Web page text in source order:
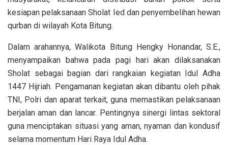
kesiapan pelaksanaan Sholat Ied dan penyembelihan hewan
qurban di wilayah Kota Bitung.
Dalam arahannya, Walikota Bitung Hengky Honandar, S.E.,
menyampaikan bahwa pada pagi hari akan dilaksanakan
Sholat sebagai bagian dari rangkaian kegiatan Idul Adha
1447 Hijriah. Pengamanan kegiatan akan dibantu oleh pihak
TNI, Polri dan aparat terkait, guna memastikan pelaksanaan
berjalan aman dan lancar. Pentingnya sinergi lintas sektoral
guna menciptakan situasi yang aman, nyaman dan kondusif
selama momentum Hari Raya Idul Adha.